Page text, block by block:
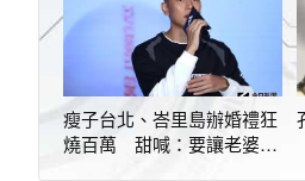
瘦子台北、峇里島辦婚禮狂
燒百萬 甜喊：要讓老婆有